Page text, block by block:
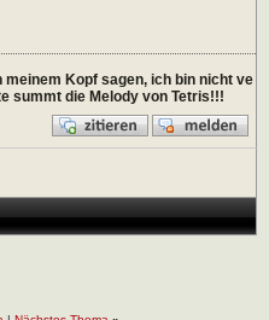
meinem Kopf sagen, ich bin nicht ve
summt die Melody von Tetris!!!